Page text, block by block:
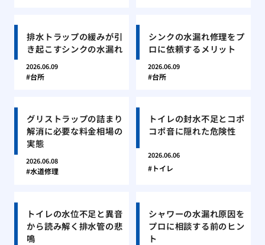
排水トラップの緩みが引
き起こすシンクの水漏れ
2026.06.09
台所
シンクの水漏れ修理をプ
ロに依頼するメリット
2026.06.09
台所
グリストラップの詰まり
解消に必要な料金相場の
実態
2026.06.08
水道修理
トイレの封水不足とコポ
コポ音に隠れた危険性
2026.06.06
トイレ
トイレの水位不足と異音
から読み解く排水管の悲
鳴
シャワーの水漏れ原因を
プロに相談する前のヒン
ト